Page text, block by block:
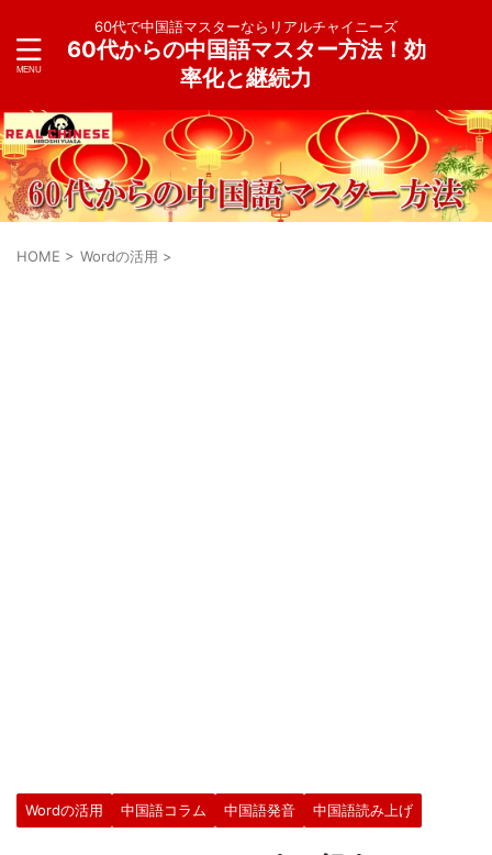
60代で中国語マスターならリアルチャイニーズ
60代からの中国語マスター方法！効
率化と継続力
HOME > Wordの活用 >
Wordの活用 中国語コラム 中国語発音 中国語読み上げ